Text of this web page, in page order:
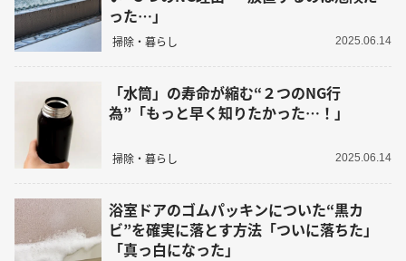
った…」
掃除・暮らし 2025.06.14
「水筒」の寿命が縮む“２つのNG行
為”「もっと早く知りたかった…！」
掃除・暮らし 2025.06.14
浴室ドアのゴムパッキンについた“黒カ
ビ”を確実に落とす方法「ついに落ちた」
「真っ白になった」